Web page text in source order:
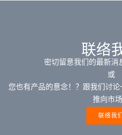
联络
密切留意我们的最新消
或
您也有产品的意念！？跟我们讨
推向市场
联络我们